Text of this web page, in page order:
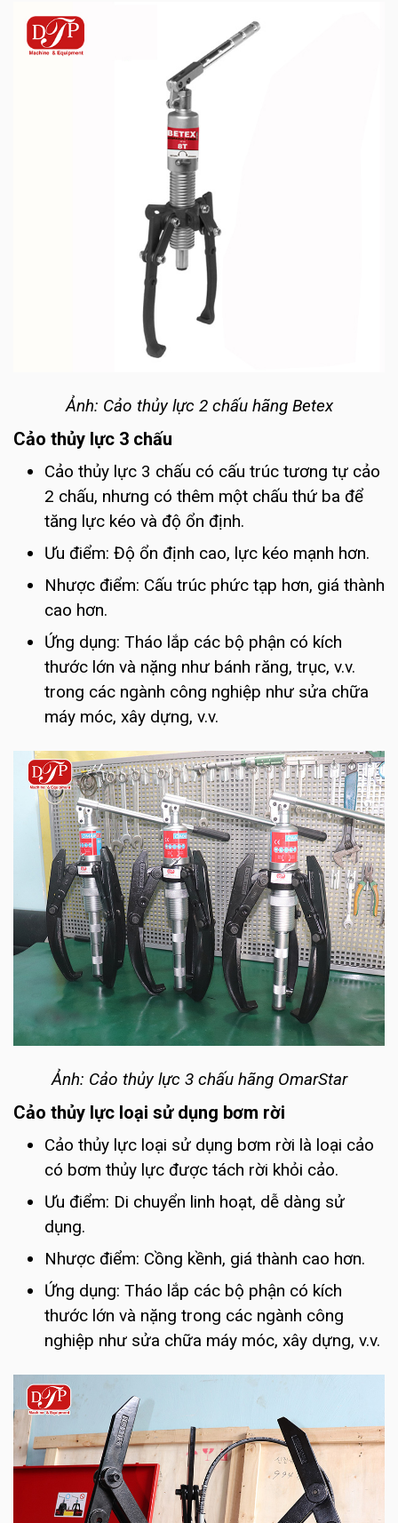
Ảnh: Cảo thủy lực 2 chấu hãng Betex
Cảo thủy lực 3 chấu
Cảo thủy lực 3 chấu có cấu trúc tương tự cảo
2 chấu, nhưng có thêm một chấu thứ ba để
tăng lực kéo và độ ổn định.
Ưu điểm: Độ ổn định cao, lực kéo mạnh hơn.
Nhược điểm: Cấu trúc phức tạp hơn, giá thành
cao hơn.
Ứng dụng: Tháo lắp các bộ phận có kích
thước lớn và nặng như bánh răng, trục, v.v.
trong các ngành công nghiệp như sửa chữa
máy móc, xây dựng, v.v.
Ảnh: Cảo thủy lực 3 chấu hãng OmarStar
Cảo thủy lực loại sử dụng bơm rời
Cảo thủy lực loại sử dụng bơm rời là loại cảo
có bơm thủy lực được tách rời khỏi cảo.
Ưu điểm: Di chuyển linh hoạt, dễ dàng sử
dụng.
Nhược điểm: Cồng kềnh, giá thành cao hơn.
Ứng dụng: Tháo lắp các bộ phận có kích
thước lớn và nặng trong các ngành công
nghiệp như sửa chữa máy móc, xây dựng, v.v.